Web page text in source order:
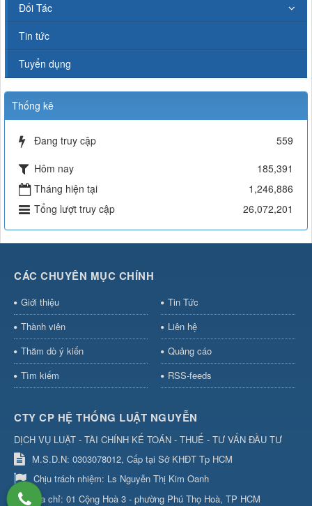
Đối Tác
Tin tức
Tuyển dụng
Thống kê
Đang truy cập
559
Hôm nay
185,391
Tháng hiện tại
1,246,886
Tổng lượt truy cập
26,072,201
CÁC CHUYÊN MỤC CHÍNH
Giới thiệu
Tin Tức
Thành viên
Liên hệ
Thăm dò ý kiến
Quảng cáo
Tìm kiếm
RSS-feeds
CTY CP HỆ THỐNG LUẬT NGUYỄN
DỊCH VỤ LUẬT - TÀI CHÍNH KẾ TOÁN - THUẾ - TƯ VẤN ĐẦU TƯ
M.S.D.N: 0303078012, Cấp tại Sở KHĐT Tp HCM
Chịu trách nhiệm: Ls Nguyễn Thị Kim Oanh
Địa chỉ: 01 Cộng Hoà 3 - phường Phú Thọ Hoà, TP HCM